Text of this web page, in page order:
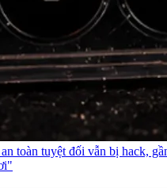
toàn tuyệt đối vẫn bị hack,